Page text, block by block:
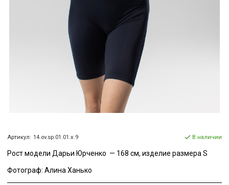
Артикул: 14.ov.sp.01.01.x.9 В наличии
Рост модели Дарьи Юрченко — 168 см, изделие размера S
Фотограф: Алина Ханько